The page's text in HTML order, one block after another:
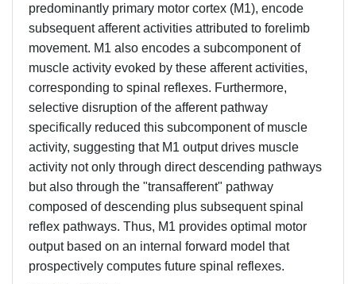
predominantly primary motor cortex (M1), encode
subsequent afferent activities attributed to forelimb
movement. M1 also encodes a subcomponent of
muscle activity evoked by these afferent activities,
corresponding to spinal reflexes. Furthermore,
selective disruption of the afferent pathway
specifically reduced this subcomponent of muscle
activity, suggesting that M1 output drives muscle
activity not only through direct descending pathways
but also through the "transafferent" pathway
composed of descending plus subsequent spinal
reflex pathways. Thus, M1 provides optimal motor
output based on an internal forward model that
prospectively computes future spinal reflexes.